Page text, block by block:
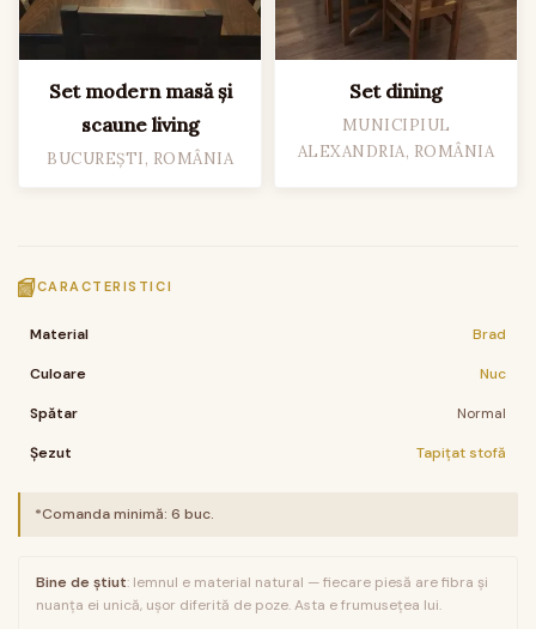
Set modern masă și
scaune living
BUCUREȘTI, ROMÂNIA
Set dining
MUNICIPIUL
ALEXANDRIA, ROMÂNIA
CARACTERISTICI
Material Brad
Culoare Nuc
Spătar Normal
Șezut Tapițat stofă
*Comanda minimă: 6 buc.
Bine de știut: lemnul e material natural — fiecare piesă are fibra și
nuanța ei unică, ușor diferită de poze. Asta e frumusețea lui.